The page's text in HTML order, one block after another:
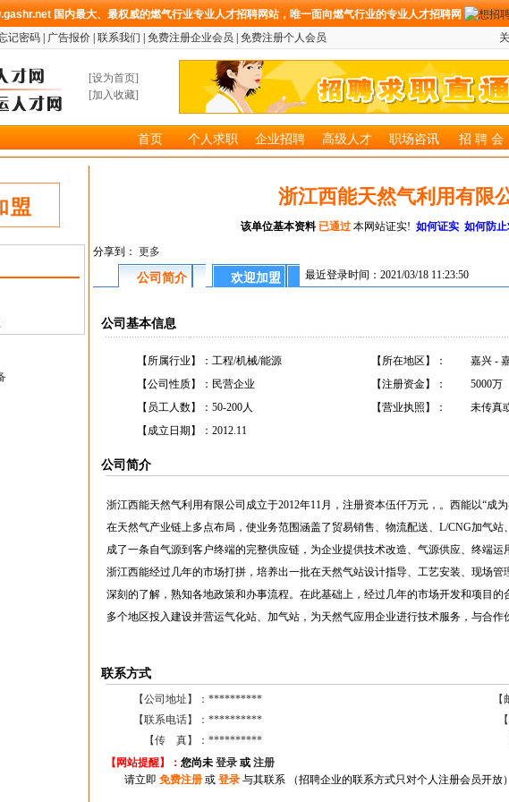
国内最大、最权威的燃气行业专业人才招聘网站，唯一面向燃气行业的专业人才招聘网
记密码 广告报价 联系我们 免费注册企业会员 免费注册个人会员
[设为首页]
[加入收藏]
首页 个人求职 企业招聘 高级人才 职场咨讯 招 聘 会
浙江西能天然气利用有限
该单位基本资料 已通过 本网站证实! 如何证实 如何防
分享到： 更多
公司简介 欢迎加盟 最近登录时间：2021/03/18 11:23:50
公司基本信息
【所属行业】： 工程/机械/能源 【所在地区】：
嘉兴 -
【公司性质】： 民营企业 【注册资金】：
5000万
【员工人数】： 50-200人 【营业执照】：
未传真
【成立日期】： 2012.11
公司简介
浙江西能天然气利用有限公司成立于2012年11月，注册资本伍仟万元，。西能以“成
在天然气产业链上多点布局，使业务范围涵盖了贸易销售、物流配送、L/CNG加气
成了一条自气源到客户终端的完整供应链，为企业提供技术改造、气源供应、终端运
浙江西能经过几年的市场打拼，培养出一批在天然气站设计指导、工艺安装、现场
深刻的了解，熟知各地政策和办事流程。在此基础上，经过几年的市场开发和项目
多个地区投入建设并营运气化站、加气站，为天然气应用企业进行技术服务，与合作
联系方式
【公司地址】： **********
【联系电话】： **********
【传 真】： **********
【网站提醒】： 您尚未 登录 或 注册
请立即 免费注册 或 登录 与其联系 （招聘企业的联系方式只对个人注册会员开放）